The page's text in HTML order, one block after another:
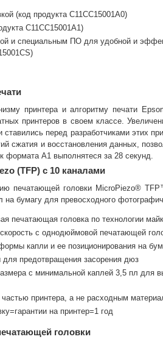
(код продукта C11CC15001A0)
C11CC15001A1)
и специальным ПО для удобной и
принтера и алгоритму печати
принтеров в своем классе.
перед разработчиками этих
сжатия и восстановления данных,
формата А1 выполнятеся за 28 секунд.
(TFP) с 10 каналами
печатающей головки MicroPiezo®
бумагу для превосходного
печатающая головка по технологии
с однодюймовой печатающей
капли и ее позиционирования на
для предотвращения засорения дюз
с минимальной каплей 3,5 пл для
принтера, а не расходным
на принтер=1 год
головки